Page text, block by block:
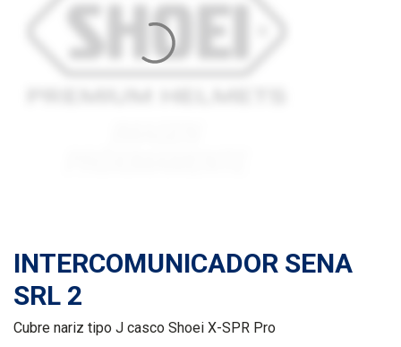
INTERCOMUNICADOR SENA
SRL 2
Cubre nariz tipo J casco Shoei X-SPR Pro